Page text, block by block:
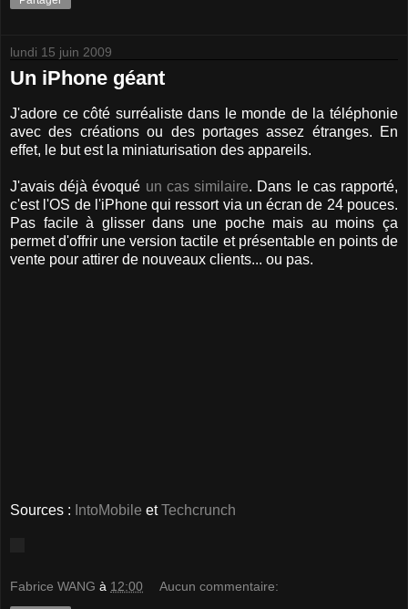
lundi 15 juin 2009
Un iPhone géant
J'adore ce côté surréaliste dans le monde de la téléphonie
avec des créations ou des portages assez étranges. En
effet, le but est la miniaturisation des appareils.
J'avais déjà évoqué un cas similaire. Dans le cas rapporté,
c'est l'OS de l'iPhone qui ressort via un écran de 24 pouces.
Pas facile à glisser dans une poche mais au moins ça
permet d'offrir une version tactile et présentable en points de
vente pour attirer de nouveaux clients... ou pas.
Sources : IntoMobile etTechcrunch
Fabrice WANG à 12:00 Aucun commentaire: